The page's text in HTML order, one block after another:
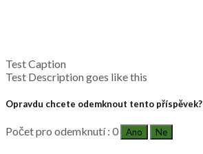
Test Caption
Test Description goes like this
Opravdu chcete odemknout tento příspěvek?
Počet pro odemknutí : 0 Ano Ne